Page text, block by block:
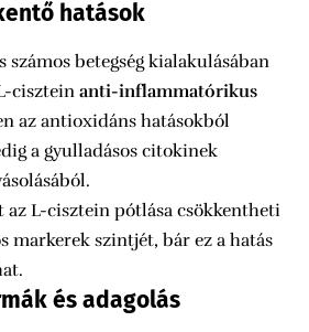
hatások
betegség kialakulásában
cisztein anti-inflammatórikus
az antioxidáns hatásokból
a gyulladásos citokinek
az L-cisztein pótlása csökkentheti
markerek szintjét, bár ez a hatás
és adagolás